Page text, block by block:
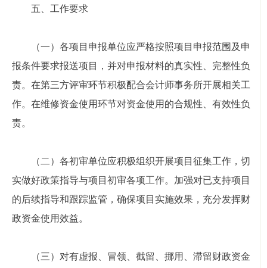
五、工作要求
（一）各项目申报单位应严格按照项目申报范围及申
报条件要求报送项目，并对申报材料的真实性、完整性负
责。在第三方评审环节积极配合会计师事务所开展相关工
作。在维修资金使用环节对资金使用的合规性、有效性负
责。
（二）各初审单位应积极组织开展项目征集工作，切
实做好政策指导与项目初审各项工作。加强对已支持项目
的后续指导和跟踪监管，确保项目实施效果，充分发挥财
政资金使用效益。
（三）对有虚报、冒领、截留、挪用、滞留财政资金